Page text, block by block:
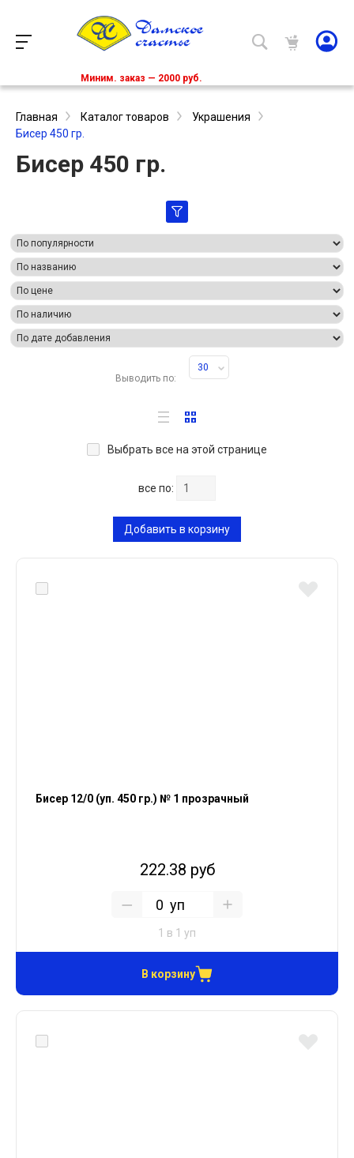
Миним. заказ — 2000 руб.
Главная Каталог товаров
Украшения
Бисер 450 гр.
Бисер 450 гр.
Выводить по:
30
Выбрать все на этой странице
все по:
Добавить в корзину
Бисер 12/0 (уп. 450 гр.) № 1 прозрачный
222.38 руб
уп
1 в 1 уп
В корзину